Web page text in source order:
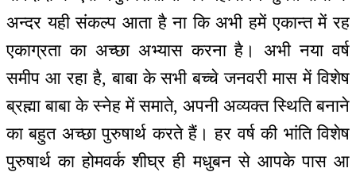
अन्दर यही संकल्प आता है ना कि अभी हमें एकान्त में रह
एकाग्रता का अच्छा अभ्यास करना है। अभी नया वर्ष
समीप आ रहा है, बाबा के सभी बच्चे जनवरी मास में विशेष
ब्रह्मा बाबा के स्नेह में समाते, अपनी अव्यक्त स्थिति बनाने
का बहुत अच्छा पुरुषार्थ करते हैं। हर वर्ष की भांति विशेष
पुरुषार्थ का होमवर्क शीघ्र ही मधुबन से आपके पास आ